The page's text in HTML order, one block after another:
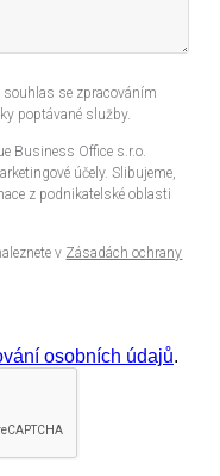
se zpracováním
poptávané služby.
Business Office s.r.o.
účely. Slibujeme,
z podnikatelské oblasti
v Zásadách ochrany
osobních údajů.